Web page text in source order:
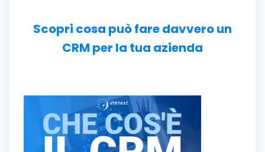
Scopri cosa può fare davvero un
CRM per la tua azienda